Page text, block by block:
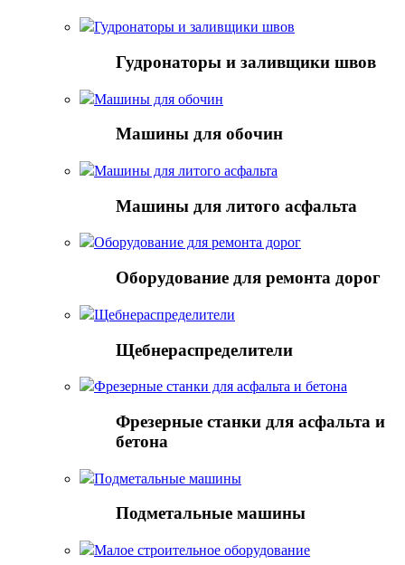
Гудронаторы и заливщики швов
Гудронаторы и заливщики швов
Машины для обочин
Машины для обочин
Машины для литого асфальта
Машины для литого асфальта
Оборудование для ремонта дорог
Оборудование для ремонта дорог
Щебнераспределители
Щебнераспределители
Фрезерные станки для асфальта и бетона
Фрезерные станки для асфальта и
бетона
Подметальные машины
Подметальные машины
Малое строительное оборудование